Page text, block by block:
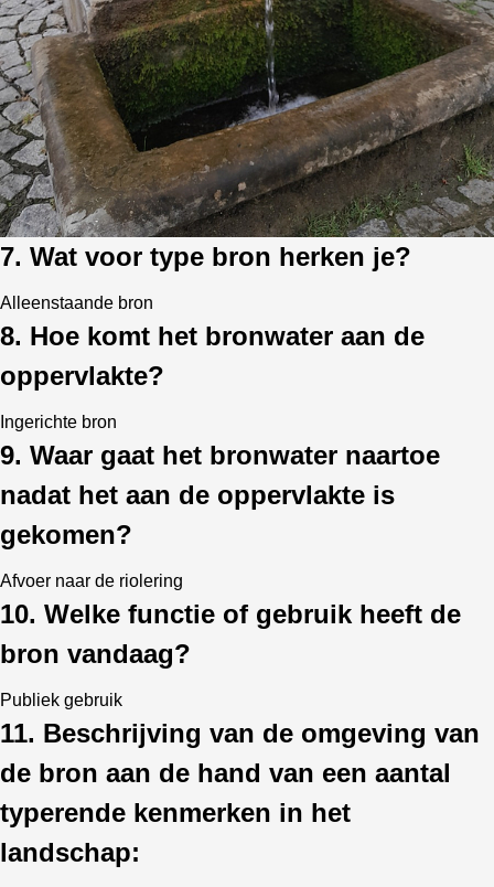
7. Wat voor type bron herken je?
Alleenstaande bron
8. Hoe komt het bronwater aan de
oppervlakte?
Ingerichte bron
9. Waar gaat het bronwater naartoe
nadat het aan de oppervlakte is
gekomen?
Afvoer naar de riolering
10. Welke functie of gebruik heeft de
bron vandaag?
Publiek gebruik
11. Beschrijving van de omgeving van
de bron aan de hand van een aantal
typerende kenmerken in het
landschap: